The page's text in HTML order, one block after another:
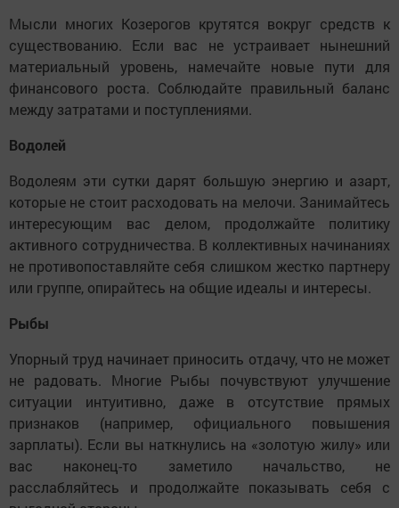
Мысли многих Козерогов крутятся вокруг средств к
существованию. Если вас не устраивает нынешний
материальный уровень, намечайте новые пути для
финансового роста. Соблюдайте правильный баланс
между затратами и поступлениями.
Водолей
Водолеям эти сутки дарят большую энергию и азарт,
которые не стоит расходовать на мелочи. Занимайтесь
интересующим вас делом, продолжайте политику
активного сотрудничества. В коллективных начинаниях
не противопоставляйте себя слишком жестко партнеру
или группе, опирайтесь на общие идеалы и интересы.
Рыбы
Упорный труд начинает приносить отдачу, что не может
не радовать. Многие Рыбы почувствуют улучшение
ситуации интуитивно, даже в отсутствие прямых
признаков (например, официального повышения
зарплаты). Если вы наткнулись на «золотую жилу» или
вас наконец-то заметило начальство, не
расслабляйтесь и продолжайте показывать себя с